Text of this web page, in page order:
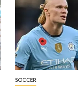
SOCCER